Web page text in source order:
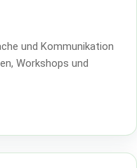
und Kommunikation
Workshops und